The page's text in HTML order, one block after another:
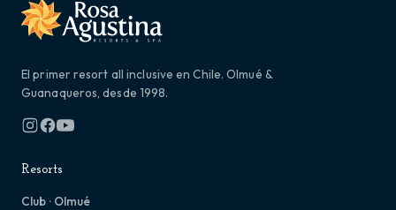
El primer resort all inclusive en Chile. Olmué &
Guanaqueros, desde 1998.
Resorts
Club · Olmué